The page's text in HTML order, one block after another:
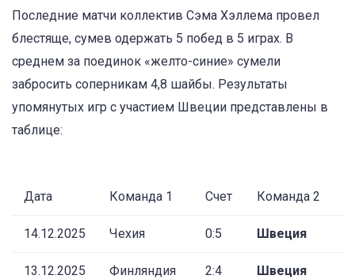
Последние матчи коллектив Сэма Хэллема провел
блестяще, сумев одержать 5 побед в 5 играх. В
среднем за поединок «желто-синие» сумели
забросить соперникам 4,8 шайбы. Результаты
упомянутых игр с участием Швеции представлены в
таблице:
Дата Команда 1 Счет Команда 2
14.12.2025 Чехия 0:5 Швеция
13.12.2025 Финляндия 2:4 Швеция